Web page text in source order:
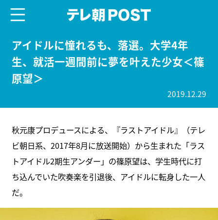
アイドルに憧れるも、落選。大学4年
生、就活一週間前に夢を叶えた少女＜篠
原望＞
2019.12.29
秋元康プロデュースによる、『ラストアイドル』（テレ
ビ朝日系、2017年8月に放送開始）から生まれた「ラス
トアイドル2期生アンダー」の篠原望は、学生時代に打
ち込んでいた吹奏楽を引退後、アイドルに転身した一人
だ。